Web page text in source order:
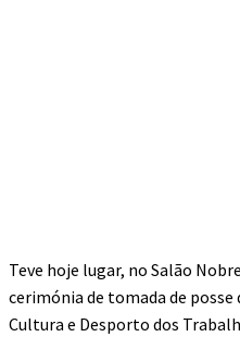
Teve hoje lugar, no Salão
cerimónia de tomada de posse
Cultura e Desporto dos